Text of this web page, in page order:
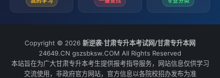
Copyright © 2026 新逆袭·甘肃专升本考试网/甘肃专升本网
24649.CN gszsbksw.COM All Rights Reserved
本站旨在为广大甘肃专升本考生提供报考指导服务，网站信息仅供学习
交流使用，非政府官方网站，官方信息以各院校招办发布为准